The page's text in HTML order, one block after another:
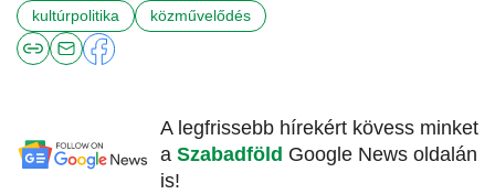
kultúrpolitika
közművelődés
A legfrissebb hírekért kövess minket
a Szabadföld Google News oldalán
is!